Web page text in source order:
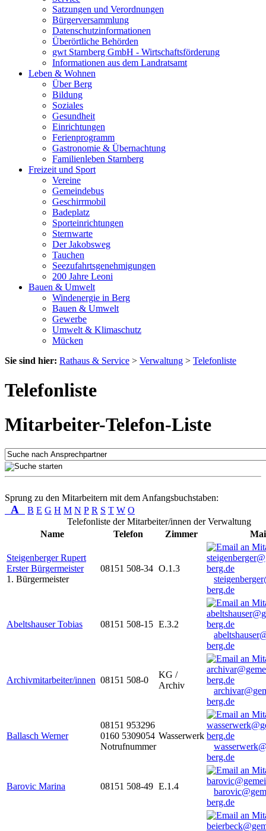
Satzungen und Verordnungen
Bürgerversammlung
Datenschutzinformationen
Überörtliche Behörden
gwt Starnberg GmbH - Wirtschaftsförderung
Informationen aus dem Landratsamt
Leben & Wohnen
Über Berg
Bildung
Soziales
Gesundheit
Einrichtungen
Ferienprogramm
Gastronomie & Übernachtung
Familienleben Starnberg
Freizeit und Sport
Vereine
Gemeindebus
Geschirrmobil
Badeplatz
Sporteinrichtungen
Sternwarte
Der Jakobsweg
Tauchen
Seezufahrtsgenehmigungen
200 Jahre Leoni
Bauen & Umwelt
Windenergie in Berg
Bauen & Umwelt
Gewerbe
Umwelt & Klimaschutz
Mücken
Sie sind hier: Rathaus & Service > Verwaltung > Telefonliste
Telefonliste
Mitarbeiter-Telefon-Liste
Sprung zu den Mitarbeitern mit dem Anfangsbuchstaben:
A B E G H M N P R S T W O
Telefonliste der Mitarbeiter/innen der Verwaltung
Name
Telefon Zimmer
Steigenberger Rupert
Erster Bürgermeister
1. Bürgermeister
08151 508-34 O.1.3
berg.de
Abeltshauser Tobias 08151 508-15 E.3.2
berg.de
Archivmitarbeiter/innen 08151 508-0
KG /
Archiv
berg.de
Ballasch Werner
08151 953296
0160 5309054
Notrufnummer
Wasserwerk
berg.de
Barovic Marina 08151 508-49 E.1.4
berg.de